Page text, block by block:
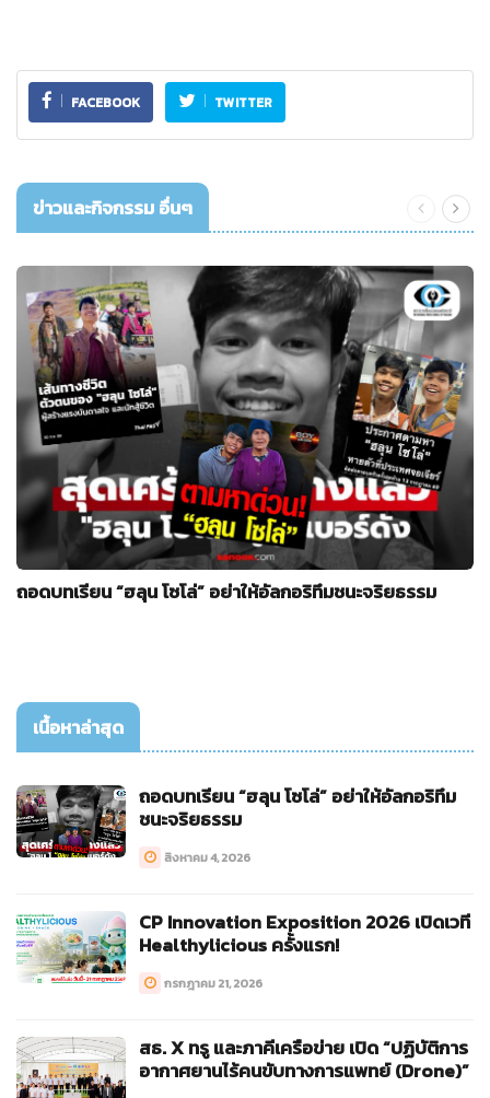
FACEBOOK TWITTER
ข่าวและกิจกรรม อื่นๆ
ถอดบทเรียน “ฮลุน โซโล่” อย่าให้อัลกอริทึมชนะจริยธรรม
เนื้อหาล่าสุด
ถอดบทเรียน “ฮลุน โซโล่” อย่าให้อัลกอริทึม
ชนะจริยธรรม
สิงหาคม 4, 2026
CP Innovation Exposition 2026 เปิดเวที
Healthylicious ครั้งแรก!
กรกฎาคม 21, 2026
สธ. X ทรู และภาคีเครือข่าย เปิด “ปฏิบัติการ
อากาศยานไร้คนขับทางการแพทย์ (Drone)”